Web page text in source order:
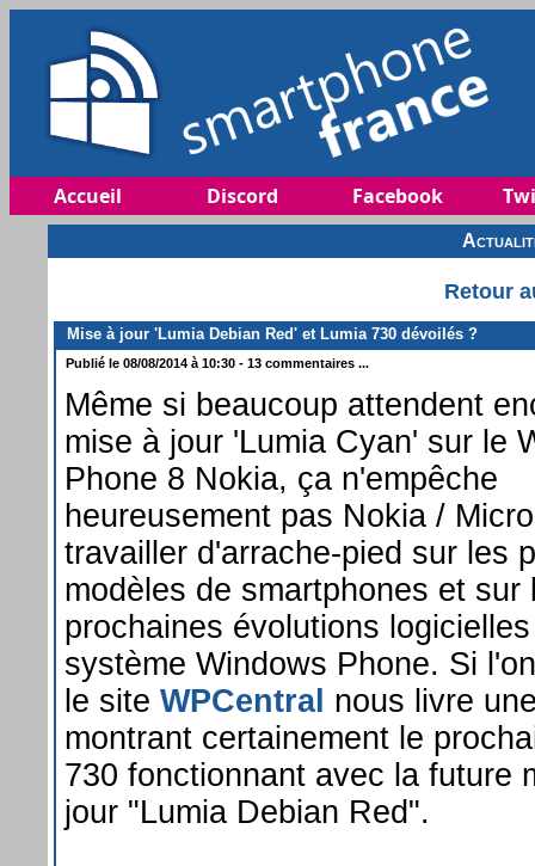
Accueil Discord Facebook
Retour
Mise à jour 'Lumia Debian Red' et Lumia 730 dévoilés ?
Publié le 08/08/2014 à 10:30 - 13 commentaires ...
Même si beaucoup attendent
mise à jour 'Lumia Cyan' sur le
Phone 8 Nokia, ça n'empêche
heureusement pas Nokia /
travailler d'arrache-pied sur les
modèles de smartphones et sur
prochaines évolutions
système Windows Phone. Si
le site WPCentral nous livre
montrant certainement le
730 fonctionnant avec la future
jour "Lumia Debian Red".